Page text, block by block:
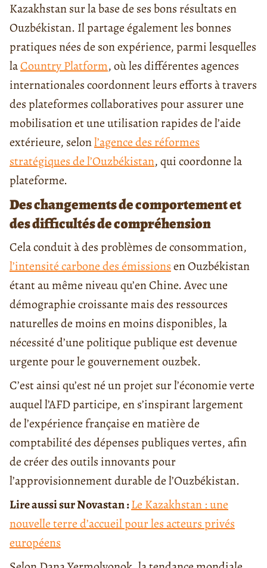
Kazakhstan sur la base de ses bons résultats en
Ouzbékistan. Il partage également les bonnes
pratiques nées de son expérience, parmi lesquelles
laCountry Platform, où les différentes agences
internationales coordonnent leurs efforts à travers
des plateformes collaboratives pour assurer une
mobilisation et une utilisation rapides de l’aide
extérieure, selonl’agence des réformes
stratégiques de l’Ouzbékistan, qui coordonne la
plateforme.
Des changements de comportement et
des difficultés de compréhension
Cela conduit à des problèmes de consommation,
l’intensité carbone des émissionsen Ouzbékistan
étant au même niveau qu’en Chine. Avec une
démographie croissante mais des ressources
naturelles de moins en moins disponibles, la
nécessité d’une politique publique est devenue
urgente pour le gouvernement ouzbek.
C’est ainsi qu’est né un projet sur l’économie verte
auquel l’AFD participe, en s’inspirant largement
de l’expérience française en matière de
comptabilité des dépenses publiques vertes, afin
de créer des outils innovants pour
l’approvisionnement durable de l’Ouzbékistan.
Lire aussi sur Novastan :Le Kazakhstan : une
nouvelle terre d’accueil pour les acteurs privés
européens